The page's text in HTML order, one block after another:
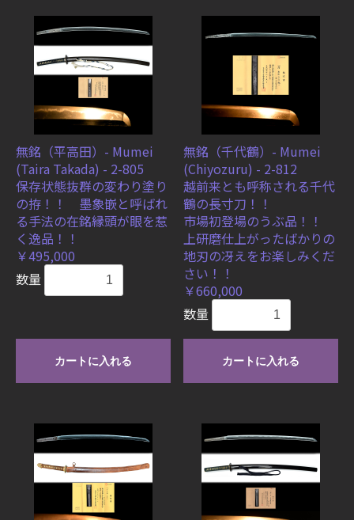
無銘（平高田）- Mumei
(Taira Takada) - 2-805
保存状態抜群の変わり塗り
の拵！！ 墨象嵌と呼ばれ
る手法の在銘縁頭が眼を惹
く逸品！！
￥495,000
数量
カートに入れる
無銘（千代鶴）- Mumei
(Chiyozuru) - 2-812
越前来とも呼称される千代
鶴の長寸刀！！
市場初登場のうぶ品！！
上研磨仕上がったばかりの
地刃の冴えをお楽しみくだ
さい！！
￥660,000
数量
カートに入れる